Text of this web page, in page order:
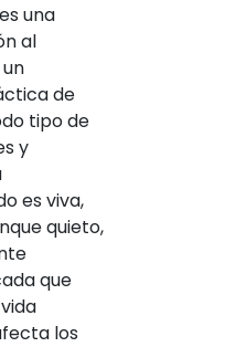
una
al
de
tipo de
y
es viva,
quieto,
que
los